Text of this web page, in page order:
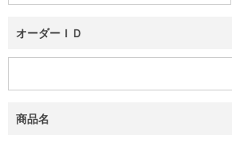
オーダーＩＤ
商品名